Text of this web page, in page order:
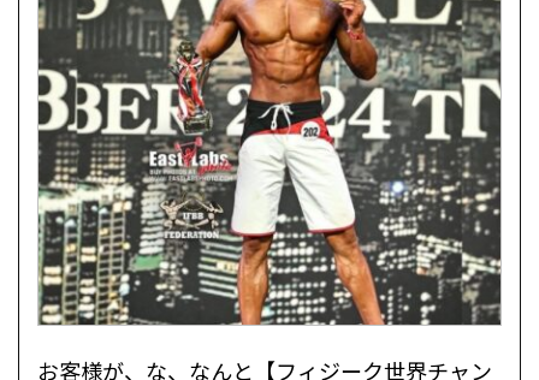
お客様が、な、なんと【フィジーク世界チャン